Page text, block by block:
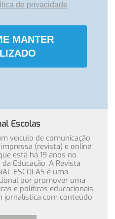
de privacidade
MANTER
Escolas
veículo de comunicação
(revista) e online
está há 19 anos no
Educação. A Revista
ESCOLAS é uma
por promover uma
e políticas educacionais,
jornalística com conteúdo